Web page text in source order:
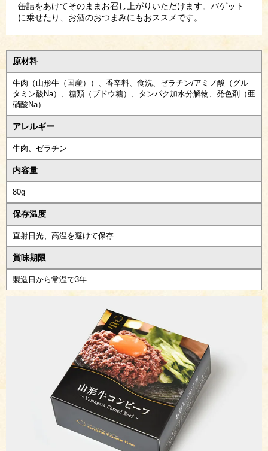
缶詰をあけてそのままお召し上がりいただけます。バゲット
に乗せたり、お酒のおつまみにもおススメです。
原材料
牛肉（山形牛（国産））、香辛料、食洗、ゼラチン/アミノ酸（グル
タミン酸Na）、糖類（ブドウ糖）、タンパク加水分解物、発色剤（亜
硝酸Na）
アレルギー
牛肉、ゼラチン
内容量
80g
保存温度
直射日光、高温を避けて保存
賞味期限
製造日から常温で3年